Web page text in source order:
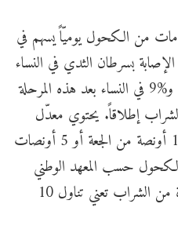
أن شرب 10 غرامات من الكحول يوميّاً يسهم في
%5 من خطر الإصابة بسرطان الثدي في النساء
في مرحلة ما قبل انقطاع الطمث و%9 في النساء بعد هذه المرحلة
الشراب إطلاقاً. يحتوي معدّل
الشرب الطبيعي والذي يساوي 12 أونصة من الجعة أو 5 أونصات
من الكحول حسب المعهد الوطني
للصحة، هذا يعني بأنّ كميّة صغيرة من الشراب تعني تناول 10